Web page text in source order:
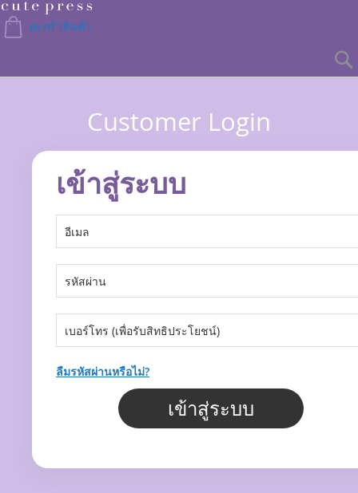
Skip
to
Content
ตะกร้าสินค้า
Customer Login
เข้าสู่ระบบ
ลืมรหัสผ่านหรือไม่?
เข้าสู่ระบบ